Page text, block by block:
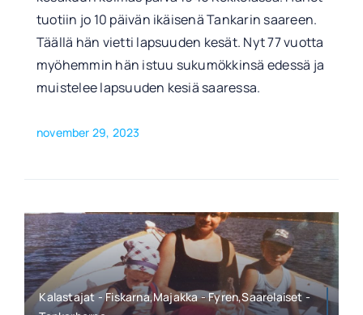
tuotiin jo 10 päivän ikäisenä Tankarin saareen.
Täällä hän vietti lapsuuden kesät. Nyt 77 vuotta
myöhemmin hän istuu sukumökkinsä edessä ja
muistelee lapsuuden kesiä saaressa.
november 29, 2023
Kalastajat - Fiskarna,Majakka - Fyren,Saarelaiset -